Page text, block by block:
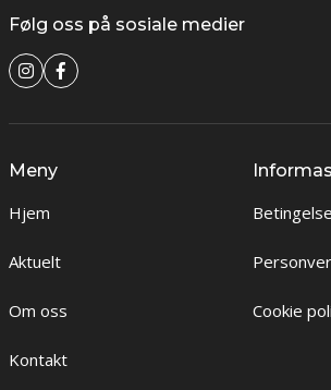
Følg oss på sosiale medier
Meny
Hjem
Aktuelt
Om oss
Kontakt
Cookie